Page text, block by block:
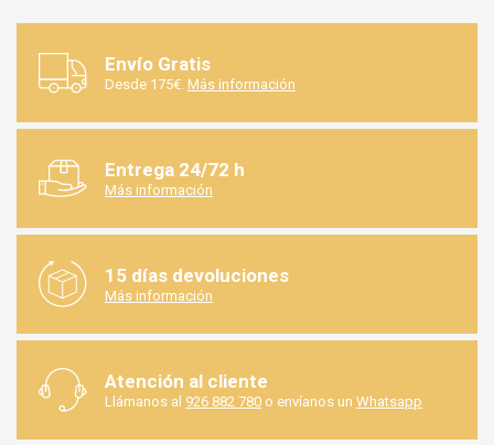
Envío Gratis
Desde 175€. Más información
Entrega 24/72 h
Más información
15 días devoluciones
Más información
Atención al cliente
Llámanos al 926 882 780 o envíanos un Whatsapp